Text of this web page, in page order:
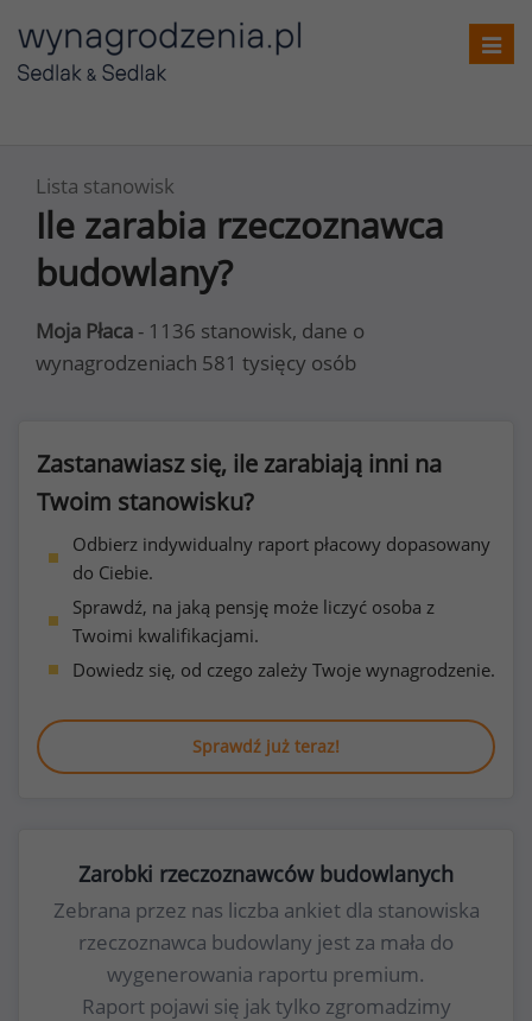
Lista stanowisk
Ile zarabia rzeczoznawca
budowlany?
Moja Płaca - 1136 stanowisk, dane o
wynagrodzeniach 581 tysięcy osób
Zastanawiasz się, ile zarabiają inni na
Twoim stanowisku?
Odbierz indywidualny raport płacowy dopasowany
do Ciebie.
Sprawdź, na jaką pensję może liczyć osoba z
Twoimi kwalifikacjami.
Dowiedz się, od czego zależy Twoje wynagrodzenie.
Sprawdź już teraz!
Zarobki rzeczoznawców budowlanych
Zebrana przez nas liczba ankiet dla stanowiska
rzeczoznawca budowlany jest za mała do
wygenerowania raportu premium.
Raport pojawi się jak tylko zgromadzimy